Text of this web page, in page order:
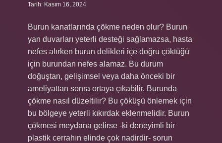
Tarih: Kasım 16, 2024
Burun kanatlarında çökme neden olur? Burun
yan duvarları yeterli desteği sağlamazsa, hasta
nefes alırken burun delikleri içe doğru çöktüğü
için burundan nefes alamaz. Bu durum
doğuştan, gelişimsel veya daha önceki bir
ameliyattan sonra ortaya çıkabilir. Burunda
çökme nasıl düzeltilir? Bu çöküşü önlemek için
bu bölgeye yeterli kıkırdak eklenmelidir. Burun
çökmesi meydana gelirse -ki deneyimli bir
plastik cerrahın elinde çok nadirdir- sorun